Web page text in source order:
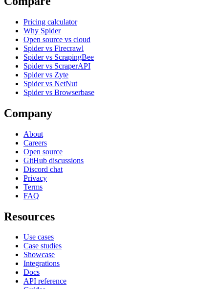
Pricing calculator
Why Spider
Open source vs cloud
Spider vs Firecrawl
Spider vs ScrapingBee
Spider vs ScraperAPI
Spider vs Zyte
Spider vs NetNut
Spider vs Browserbase
Company
About
Careers
Open source
GitHub discussions
Discord chat
Privacy
Terms
FAQ
Resources
Use cases
Case studies
Showcase
Integrations
Docs
API reference